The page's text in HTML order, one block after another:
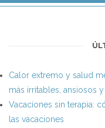
Calor extremo y salud
más irritables, ansiosos
Vacaciones sin terapia:
las vacaciones